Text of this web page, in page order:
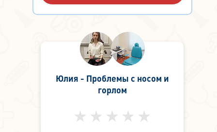
Юлия - Проблемы с носом и
горлом